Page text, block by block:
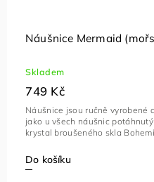
Náušnice Mermaid
Skladem
749 Kč
Do košíku
Náušnice jsou ručně vyrobené
jako u všech náušnic
krystal broušeného skla